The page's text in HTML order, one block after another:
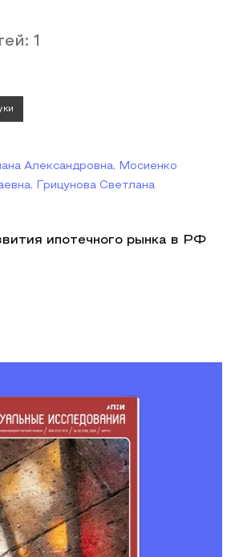
1
Александровна, Мосиенко
Грицунова Светлана
ипотечного рынка в РФ